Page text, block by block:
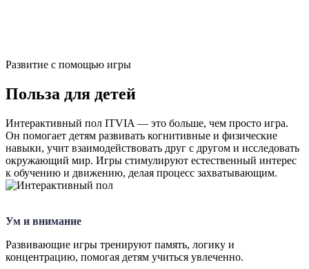
Развитие с помощью игры
Польза для детей
Интерактивный пол ITVIA — это больше, чем просто игра.
Он помогает детям развивать когнитивные и физические
навыки, учит взаимодействовать друг с другом и исследовать
окружающий мир. Игры стимулируют естественный интерес
к обучению и движению, делая процесс захватывающим.
Ум и внимание
Развивающие игры тренируют память, логику и
концентрацию, помогая детям учиться увлеченно.